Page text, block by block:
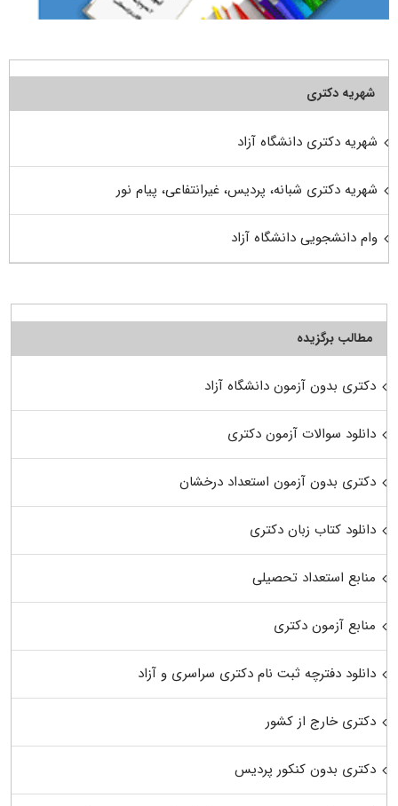
شهریه دکتری
شهریه دکتری دانشگاه آزاد
شهریه دکتری شبانه، پردیس، غیرانتفاعی، پیام نور
وام دانشجویی دانشگاه آزاد
مطالب برگزیده
دکتری بدون آزمون دانشگاه آزاد
دانلود سوالات آزمون دکتری
دکتری بدون آزمون استعداد درخشان
دانلود کتاب زبان دکتری
منابع استعداد تحصیلی
منابع آزمون دکتری
دانلود دفترچه ثبت نام دکتری سراسری و آزاد
دکتری خارج از کشور
دکتری بدون کنکور پردیس